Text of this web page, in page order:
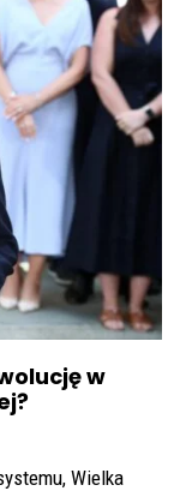
w
Wielka